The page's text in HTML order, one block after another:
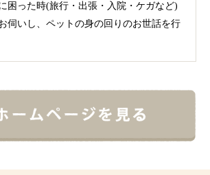
困った時(旅行・出張・入院・ケガなど)
伺いし、ペットの身の回りのお世話を行